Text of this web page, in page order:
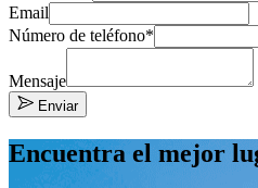
Email
Número de teléfono*
Mensaje
Enviar
Encuentra el mejor